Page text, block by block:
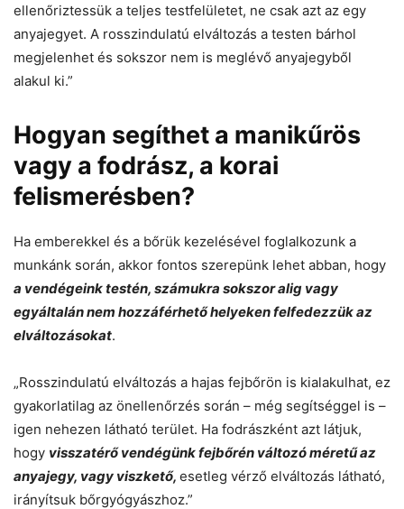
ellenőriztessük a teljes testfelületet, ne csak azt az egy
anyajegyet. A rosszindulatú elváltozás a testen bárhol
megjelenhet és sokszor nem is meglévő anyajegyből
alakul ki.”
Hogyan segíthet a manikűrös
vagy a fodrász, a korai
felismerésben?
Ha emberekkel és a bőrük kezelésével foglalkozunk a
munkánk során, akkor fontos szerepünk lehet abban, hogy
a vendégeink testén, számukra sokszor alig vagy
egyáltalán nem hozzáférhető helyeken felfedezzük az
elváltozásokat.
„Rosszindulatú elváltozás a hajas fejbőrön is kialakulhat, ez
gyakorlatilag az önellenőrzés során – még segítséggel is –
igen nehezen látható terület. Ha fodrászként azt látjuk,
hogy visszatérő vendégünk fejbőrén változó méretű az
anyajegy, vagy viszkető, esetleg vérző elváltozás látható,
irányítsuk bőrgyógyászhoz.”